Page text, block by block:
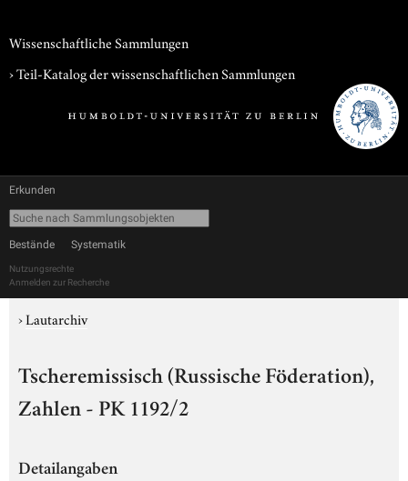
Wissenschaftliche Sammlungen
› Teil-Katalog der wissenschaftlichen Sammlungen
Erkunden
Bestände Systematik
Nutzungsrechte
Anmelden zur Recherche
›Lautarchiv
Tscheremissisch (Russische Föderation),
Zahlen - PK 1192/2
Detailangaben